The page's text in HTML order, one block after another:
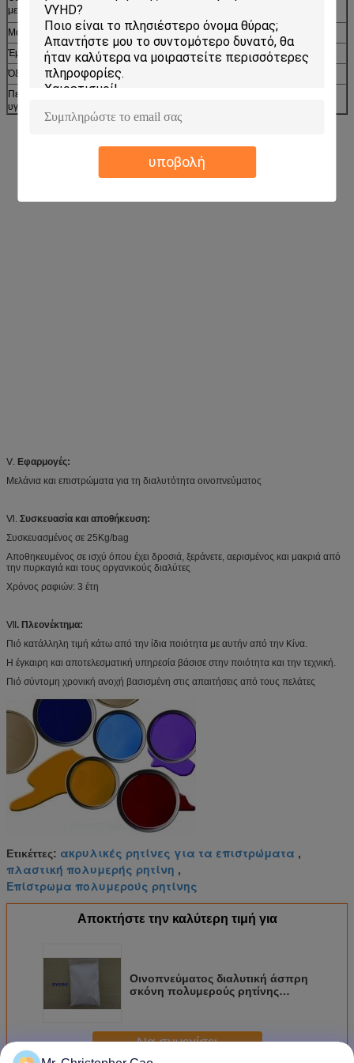
υποβολή
μετάβασης γυαλιού
Μοριακό βάρος ASTM Δ-3593 g/mol
70.000
Έμφυτο ιξώδες
ASTM Δ-2857
-
Όξινη αξία
ISO-3682
Περιεκτικότητα σε
υγρασία
Ⅴ. Εφαρμογές:
Μελάνια και επιστρώματα για τη διαλυτότητα οινοπνεύματος
Ⅵ. Συσκευασία και αποθήκευση:
Συσκευασμένος σε 25Kg/bag
Αποθηκευμένος σε ισχύ όπου έχει δροσιά, ξεράνετε, αερισμένος και μακριά από
την πυρκαγιά και τους οργανικούς διαλύτες
Χρόνος ραφιών: 3 έτη
Ⅶ. Πλεονέκτημα:
Πιό κατάλληλη τιμή κάτω από την ίδια ποιότητα με αυτήν από την Κίνα.
Η έγκαιρη και αποτελεσματική υπηρεσία βάσισε στην ποιότητα και την τεχνική.
Πιό σύντομη χρονική ανοχή βασισμένη στις απαιτήσεις από τους πελάτες
Ετικέττες: ακρυλικές ρητίνες για τα επιστρώματα ,
πλαστική πολυμερής ρητίνη ,
Επίστρωμα πολυμερούς ρητίνης
Αποκτήστε την καλύτερη τιμή για
Οινοπνεύματος διαλυτική άσπρη
σκόνη πολυμερούς ρητίνης
Να συνεχίσει